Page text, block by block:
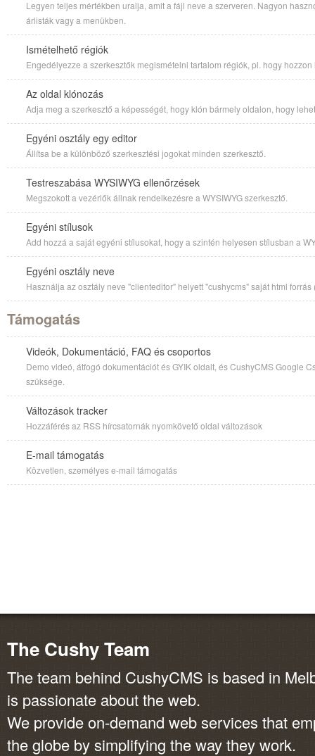
Legyen teljes mértékben uralja, amit a fájl neve a szerveren. Nagyon
árlisták vagy a menükben.
Ismételhető régiók
Engedélyezze a szerkesztők megismételni tartalom régiók, pl. hogy
Az oldal klónozás
Adja meg a szerkesztő a képességét, hogy klón bármely oldalon, hogy
Egyéni osztály egy editor
Állítsa be a különböző szerkesztési jogokat minden szerkesztő.
Testreszabása WYSIWYG ellenőrzések
Megszokott a vezérlők állnak rendelkezésre a WYSIWYG szerkesztő.
Egyéni stílusok
Add hozzá a saját egyéni stílusokat, hogy a szintén helyesen stílusban a
Egyéni osztály neve
Használja az osztály neve "clienteditor" helyett "cushycms" saját html forrás
Támogatás
Videók, Dokumentáció, FAQ és csoportos
Demo videó, átfogó dokumentációt és GYIK oldalt, és CushyCMS Google
szüksége.
Változások tracker
Hozzáférés az RSS hírcsatornák nyomkövető oldal változások
E-mail támogatás
Közvetlen, személyes e-mail támogatás
The Cushy Team
The team behind CushyCMS is based in
is passionate about the web.
We provide on-demand web services that
the globe by simplifying the way they work.